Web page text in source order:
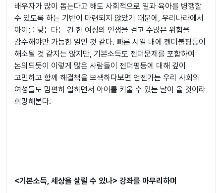
배우자가 많이 돕는다고 해도 사회적으로 일과 육아를 병행할
수 있도록 하는 기반이 마련되지 않았기 때문에, 우리나라에서
아이를 낳는다는 건 한 여성의 인생을 걸고 수많은 위험을
감수해야만 가능한 일인 것 같다. 빠른 시일 내에 젠더불평등이
해소될 것 같지는 않지만, 기본소득도 젠더문제를 포함하여
논의되듯이 이렇게 많은 사람들이 젠더평등에 대해 깊이
고민하고 함께 해결책을 모색하다보면 언젠가는 우리 사회의
여성들도 맘편히 일하면서 아이를 키울 수 있는 날이 올 것이라
희망해본다.
<기본소득, 세상을 살릴 수 있나> 강좌를 마무리하며